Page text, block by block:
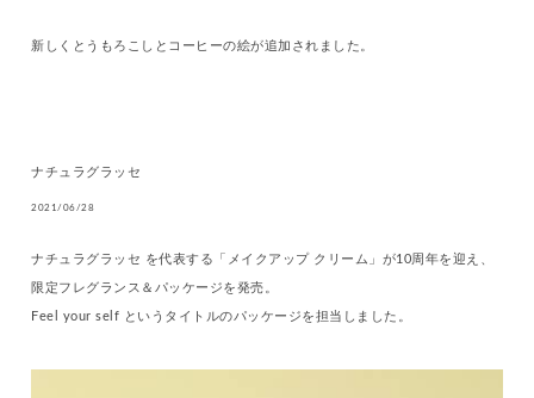
新しくとうもろこしとコーヒーの絵が追加されました。
ナチュラグラッセ
2021/06/28
ナチュラグラッセ を代表する「メイクアップ クリーム」が10周年を迎え、
限定フレグランス＆パッケージを発売。
Feel your self というタイトルのパッケージを担当しました。